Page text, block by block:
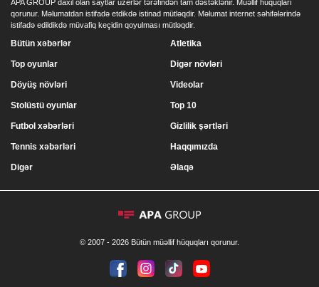
APA GROUP daxil olan saytlar uzerlər tərəfindən tam dəstəklənir. Müəllif hüquqları
qorunur. Məlumatdan istifadə etdikdə istinad mütləqdir. Məlumat internet səhifələrində
istifadə edildikdə müvafiq keçidin qoyulması mütləqdir.
Bütün xəbərlər
Top oyunlar
Döyüş növləri
Stolüstü oyunlar
Atletika
Digər növləri
Videolar
Top 10
Futbol xəbərləri
Tennis xəbərləri
Digər
Gizlilik şərtləri
Haqqımızda
Əlaqə
© 2007 - 2026 Bütün müəllif hüquqları qorunur.